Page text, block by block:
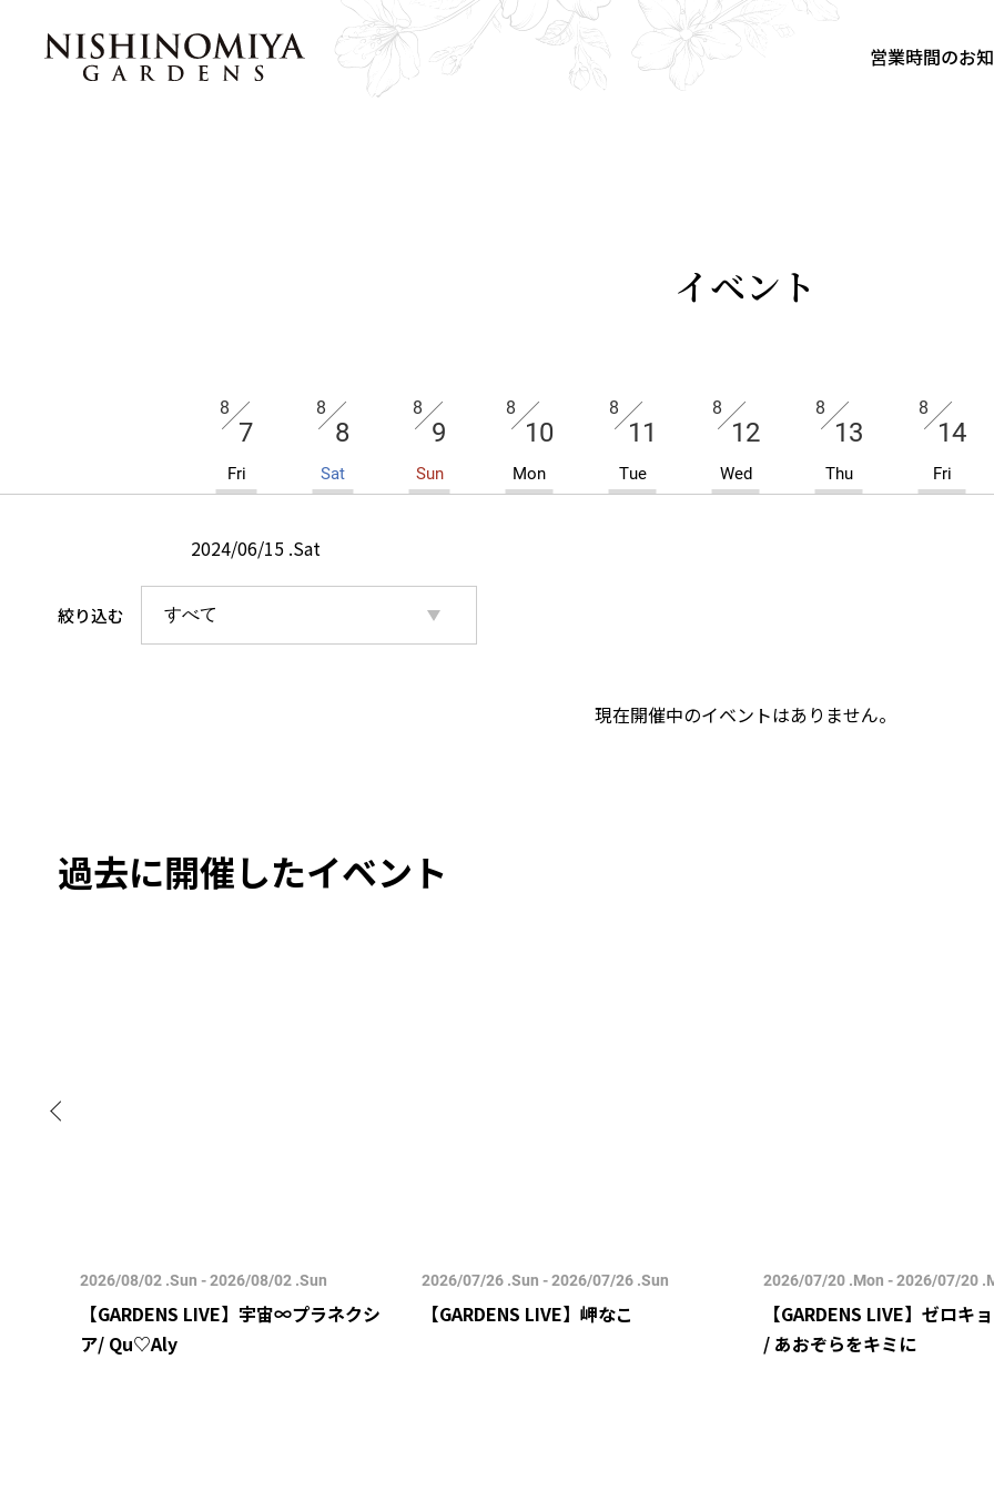
営業時間のお
イベント
8
7
Fri
8
8
Sat
8
9
Sun
8
10
Mon
8
11
Tue
8
12
Wed
8
13
Thu
8
14
Fri
2024/06/15 .Sat
絞り込む
現在開催中のイベントはありません。
過去に開催したイベント
2026/08/02 .Sun - 2026/08/02 .Sun
【GARDENS LIVE】宇宙∞プラネクシ
ア/ Qu♡Aly
2026/07/26 .Sun - 2026/07/26 .Sun
【GARDENS LIVE】岬なこ
2026/07/20 .Mon - 2026/07/20
【GARDENS LIVE】ゼロキ
/ あおぞらをキミに